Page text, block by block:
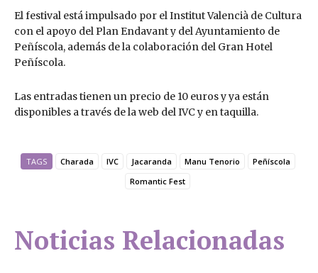
El festival está impulsado por el Institut Valencià de Cultura
con el apoyo del Plan Endavant y del Ayuntamiento de
Peñíscola, además de la colaboración del Gran Hotel
Peñíscola.
Las entradas tienen un precio de 10 euros y ya están
disponibles a través de la web del IVC y en taquilla.
TAGS Charada IVC Jacaranda Manu Tenorio
Peñíscola
Romantic Fest
Noticias Relacionadas